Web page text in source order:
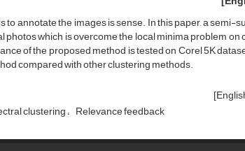
annotate the images is sense. In this paper, a semi-
which is overcome the local minima problem on
of the proposed method is tested on Corel 5K
compared with other clustering methods.
clustering Relevance feedback